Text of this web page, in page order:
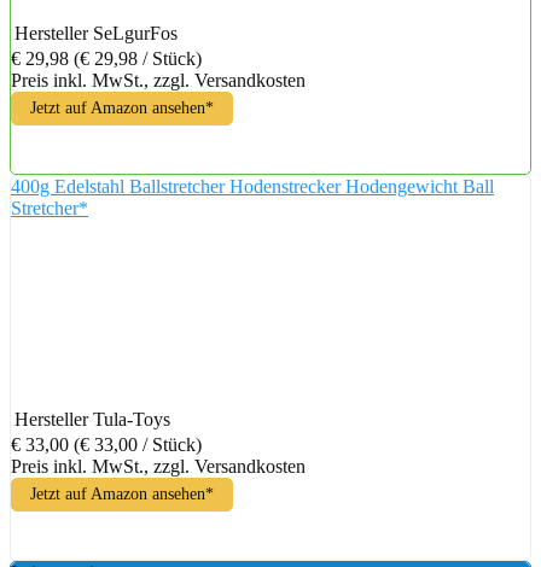
Hersteller SeLgurFos
€ 29,98 (€ 29,98 / Stück)
Preis inkl. MwSt., zzgl. Versandkosten
Jetzt auf Amazon ansehen*
400g Edelstahl Ballstretcher Hodenstrecker Hodengewicht Ball
Stretcher*
Hersteller Tula-Toys
€ 33,00 (€ 33,00 / Stück)
Preis inkl. MwSt., zzgl. Versandkosten
Jetzt auf Amazon ansehen*